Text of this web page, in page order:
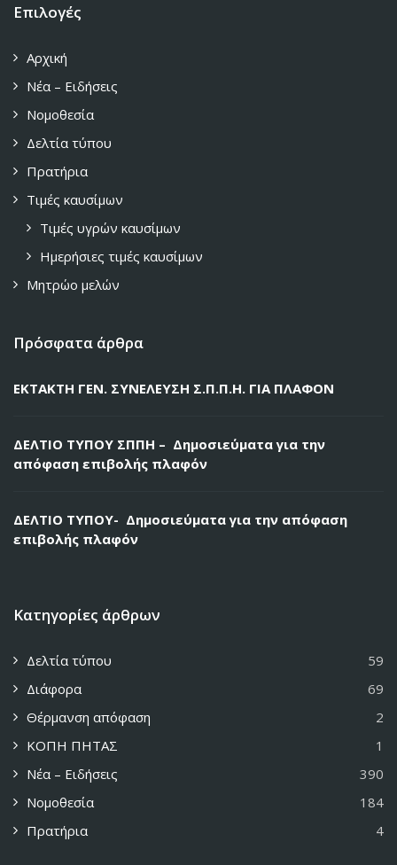
Επιλογές
Αρχική
Νέα – Ειδήσεις
Νομοθεσία
Δελτία τύπου
Πρατήρια
Τιμές καυσίμων
Τιμές υγρών καυσίμων
Ημερήσιες τιμές καυσίμων
Μητρώο μελών
Πρόσφατα άρθρα
ΕΚΤΑΚΤΗ ΓΕΝ. ΣΥΝΕΛΕΥΣΗ Σ.Π.Π.Η. ΓΙΑ ΠΛΑΦΟΝ
ΔΕΛΤΙΟ ΤΥΠΟΥ ΣΠΠΗ – Δημοσιεύματα για την
απόφαση επιβολής πλαφόν
ΔΕΛΤΙΟ ΤΥΠΟΥ- Δημοσιεύματα για την απόφαση
επιβολής πλαφόν
Κατηγορίες άρθρων
Δελτία τύπου
59
Διάφορα
69
Θέρμανση απόφαση
2
ΚΟΠΗ ΠΗΤΑΣ
1
Νέα – Ειδήσεις
390
Νομοθεσία
184
Πρατήρια
4